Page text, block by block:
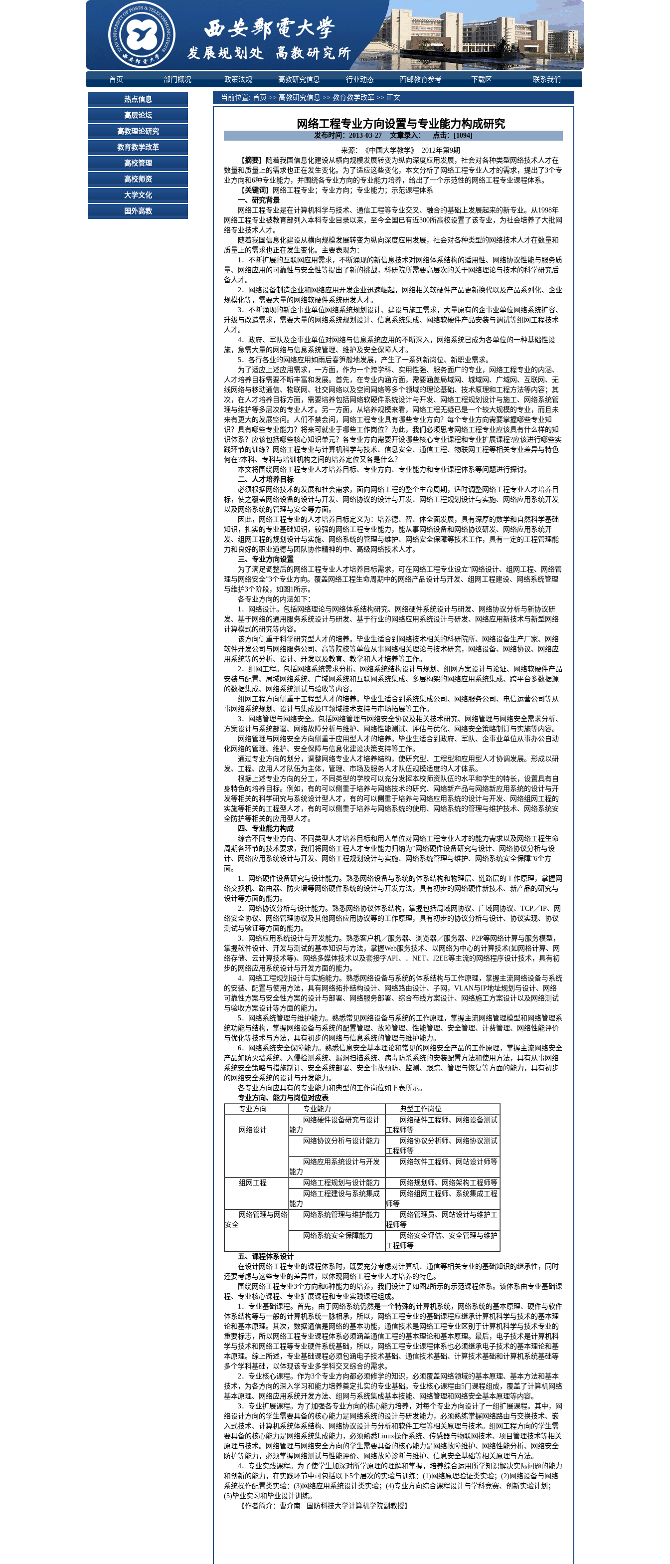
首页 部门概况 政策法规 高教研究信息 行业动态 西邮教育参考 下载区 联系我们
热点信息
高层论坛
高教理论研究
教育教学改革
高校管理
高校师资
大学文化
国外高教
当前位置: 首页 >> 高教研究信息 >> 教育教学改革 >> 正文
网络工程专业方向设置与专业能力构成研究
发布时间：2013-03-27 文章录入： 点击：[1094]
来源：《中国大学教学》 2012年第9期
【摘要】随着我国信息化建设从横向规模发展转变为纵向深度应用发展，社会对各种类型网络技术人才在
数量和质量上的需求也正在发生变化。为了适应这些变化，本文分析了网络工程专业人才的需求，提出了3个专
业方向和6种专业能力，并围绕各专业方向的专业能力培养，给出了一个示范性的网络工程专业课程体系。
【关键词 】网络工程专业；专业方向；专业能力；示范课程体系
一、研究背景
网络工程专业是在计算机科学与技术、通信工程等专业交叉、融合的基础上发展起来的新专业。从1998年
网络工程专业被教育部列入本科专业目录以来，至今全国已有近300所高校设置了该专业，为社会培养了大批网
络专业技术人才。
随着我国信息化建设从横向规模发展转变为纵向深度应用发展，社会对各种类型的网络技术人才在数量和
质量上的需求也正在发生变化。主要表现为：
1．不断扩展的互联网应用需求，不断涌现的新信息技术对网络体系结构的适用性、网络协议性能与服务质
量、网络应用的可靠性与安全性等提出了新的挑战，科研院所需要高层次的关于网络理论与技术的科学研究后
备人才。
2．网络设备制造企业和网络应用开发企业迅速崛起，网络相关软硬件产品更新换代以及产品系列化、企业
规模化等，需要大量的网络软硬件系统研发人才。
3．不断涌现的新企事业单位网络系统规划设计、建设与施工需求，大量原有的企事业单位网络系统扩容、
升级与改造需求，需要大量的网络系统规划设计、信息系统集成、网络软硬件产品安装与调试等组网工程技术
人才。
4．政府、军队及企事业单位对网络与信息系统应用的不断深入，网络系统已成为各单位的一种基础性设
施，急需大量的网络与信息系统管理、维护及安全保障人才。
5．各行各业的网络应用如雨后春笋般地发展，产生了一系列新岗位、新职业需求。
为了适应上述应用需求，一方面，作为一个跨学科、实用性强、服务面广的专业，网络工程专业的内涵、
人才培养目标需要不断丰富和发展。首先，在专业内涵方面，需要涵盖局域网、城域网、广域网、互联网、无
线网络与移动通信、物联网、社交网络以及空间网络等多个领域的理论基础、技术原理和工程方法等内容；其
次，在人才培养目标方面，需要培养包括网络软硬件系统设计与开发、网络工程规划设计与施工、网络系统管
理与维护等多层次的专业人才。另一方面，从培养规模来看，网络工程无疑已是一个较大规模的专业，而且未
来有更大的发展空问。人们不禁会问，网络工程专业具有哪些专业方向？每个专业方向需要掌握哪些专业知
识？具有哪些专业能力？将来可就业于哪些工作岗位？为此，我们必须思考网络工程专业应该具有什么样的知
识体系？应该包括哪些核心知识单元？各专业方向需要开设哪些核心专业课程和专业扩展课程?应该进行哪些实
践环节的训练？网络工程专业与计算机科学与技术、信息安全、通信工程、物联网工程等相关专业差异与特色
何在?本科、专科与培训机构之间的培养定位又各是什么？
本文将围绕网络工程专业人才培养目标、专业方向、专业能力和专业课程体系等问题进行探讨。
二、人才培养目标
必须根据网络技术的发展和社会需求，面向网络工程的整个生命周期，适时调整网络工程专业人才培养目
标，使之覆盖网络设备的设计与开发、网络协议的设计与开发、网络工程规划设计与实施、网络应用系统开发
以及网络系统的管理与安全等方面。
因此，网络工程专业的人才培养目标定义为：培养德、智、体全面发展，具有深厚的数学和自然科学基础
知识，扎实的专业基础知识，较强的网络工程专业能力，能从事网络设备和网络协议研发、网络应用系统开
发、组网工程的规划设计与实施、网络系统的管理与维护、网络安全保障等技术工作，具有一定的工程管理能
力和良好的职业道德与团队协作精神的中、高级网络技术人才。
三、专业方向设置
为了满足调整后的网络工程专业人才培养目标需求，可在网络工程专业设立“网络设计、组网工程、网络管
理与网络安全”3个专业方向。覆盖网络工程生命周期中的网络产品设计与开发、组网工程建设、网络系统管理
与维护3个阶段，如图1所示。
各专业方向的内涵如下：
1．网络设计。包括网络理论与网络体系结构研究、网络硬件系统设计与研发、网络协议分析与新协议研
发、基于网络的通用服务系统设计与研发、基于行业的网络应用系统设计与研发、网络应用新技术与新型网络
计算模式的研究等内容。
该方向侧重于科学研究型人才的培养。毕业生适合到网络技术相关的科研院所、网络设备生产厂家、网络
软件开发公司与网络服务公司、高等院校等单位从事网络相关理论与技术研究，网络设备、网络协议、网络应
用系统等的分析、设计、开发以及教育、教学和人才培养等工作。
2．组网工程。包括网络系统需求分析、网络系统结构设计与规划、组网方案设计与论证、网络软硬件产品
安装与配置、局域网络系统、广域网系统和互联网系统集成、多层构架的网络应用系统集成、跨平台多数据源
的数据集成、网络系统测试与验收等内容。
组网工程方向侧重于工程型人才的培养。毕业生适合到系统集成公司、网络服务公司、电信运营公司等从
事网络系统规划、设计与集成及IT领域技术支持与市场拓展等工作。
3．网络管理与网络安全。包括网络管理与网络安全协议及相关技术研究、网络管理与网络安全需求分析、
方案设计与系统部署、网络故障分析与维护、网络性能测试、评估与优化、网络安全策略制订与实施等内容。
网络管理与网络安全方向侧重于应用型人才的培养。毕业生适合到政府、军队、企事业单位从事办公自动
化网络的管理、维护、安全保障与信息化建设决策支持等工作。
通过专业方向的划分，调整网络专业人才培养结构，使研究型、工程型和应用型人才协调发展。形成以研
发、工程、应用人才队伍为主体，管理、市场及服务人才队伍规模适度的人才体系。
根据上述专业方向的分工，不同类型的学校可以充分发挥本校师资队伍的水平和学生的特长，设置具有自
身特色的培养目标。例如，有的可以侧重于培养与网络技术的研究、网络新产品与网络新应用系统的设计与开
发等相关的科学研究与系统设计型人才，有的可以侧重于培养与网络应用系统的设计与开发、网络组网工程的
实施等相关的工程型人才，有的可以侧重于培养与网络系统的使用、网络系统的管理与维护技术、网络系统安
全防护等相关的应用型人才。
四、专业能力构成
综合不同专业方向、不同类型人才培养目标和用人单位对网络工程专业人才的能力需求以及网络工程生命
周期各环节的技术要求，我们将网络工程人才专业能力归纳为“网络硬件设备研究与设计、网络协议分析与设
计、网络应用系统设计与开发、网络工程规划设计与实施、网络系统管理与维护、网络系统安全保障”6个方
面。
1．网络硬件设备研究与设计能力。熟悉网络设备与系统的体系结构和物理层、链路层的工作原理，掌握网
络交换机、路由器、防火墙等网络硬件系统的设计与开发方法，具有初步的网络硬件新技术、新产品的研究与
设计等方面的能力。
2．网络协议分析与设计能力。熟悉网络协议体系结构，掌握包括局域网协议、广域网协议、TCP／IP、网
络安全协议、网络管理协议及其他网络应用协议等的工作原理，具有初步的协议分析与设计、协议实现、协议
测试与验证等方面的能力。
3．网络应用系统设计与开发能力。熟悉客户机／服务器、浏览器／服务器、P2P等网络计算与服务模型，
掌握软件设计、开发与测试的基本知识与方法，掌握Web服务技术、以网络为中心的计算技术(如网格计算、网
络存储、云计算技术等)、网络多媒体技术以及套接字API、．NET、J2EE等主流的网络程序设计技术，具有初
步的网络应用系统设计与开发方面的能力。
4．网络工程规划设计与实施能力。熟悉网络设备与系统的体系结构与工作原理，掌握主流网络设备与系统
的安装、配置与使用方法，具有网络拓扑结构设计、网络路由设计、子网，VLAN与IP地址规划与设计、网络
可靠性方案与安全性方案的设计与部署、网络服务部署、综合布线方案设计、网络施工方案设计以及网络测试
与验收方案设计等方面的能力。
5．网络系统管理与维护能力。熟悉常见网络设备与系统的工作原理，掌握主流网络管理模型和网络管理系
统功能与结构，掌握网络设备与系统的配置管理、故障管理、性能管理、安全管理、计费管理、网络性能评价
与优化等技术与方法，具有初步的网络与信息系统的管理与维护能力。
6．网络系统安全保障能力。熟悉信息安全基本理论和常见的网络安全产品的工作原理，掌握主流网络安全
产品如防火墙系统、入侵检测系统、漏洞扫描系统、病毒防杀系统的安装配置方法和使用方法，具有从事网络
系统安全策略与措施制订、安全系统部署、安全事故预防、监测、跟踪、管理与恢复等方面的能力，具有初步
的网络安全系统的设计与开发能力。
各专业方向应具有的专业能力和典型的工作岗位如下表所示。
专业方向、能力与岗位对应表
专业方向
专业能力 典型工作岗位
网络设计
网络硬件设备研究与设计
能力
网络硬件工程师、网络设备测试
工程师等
网络协议分析与设计能力
网络协议分析师、网络协议测试
工程师等
网络应用系统设计与开发
能力
网络软件工程师、网站设计师等
组网工程 网络工程规划与设计能力
网络规划师、网络架构工程师等
网络工程建设与系统集成
能力
网络组网工程师、系统集成工程
师等
网络管理与网络
安全
网络系统管理与维护能力
网络管理员、网站设计与维护工
程师等
网络系统安全保障能力
网络安全评估、安全管理与维护
工程师等
五、课程体系设计
在设计网络工程专业的课程体系时，既要充分考虑对计算机、通信等相关专业的基础知识的继承性，同时
还要考虑与这些专业的差异性，以体现网络工程专业人才培养的特色。
围绕网络工程专业3个方向和6种能力的培养，我们设计了如图2所示的示范课程体系。该体系由专业基础课
程、专业核心课程、专业扩展课程和专业实践课程组成。
1．专业基础课程。首先，由于网络系统仍然是一个特殊的计算机系统，网络系统的基本原理、硬件与软件
体系结构等与一般的计算机系统一脉相承，所以，网络工程专业的基础课程应继承计算机科学与技术的基本理
论和基本原理。其次，数据通信是网络的基本功能，通信技术是网络工程专业区别于计算机科学与技术专业的
重要标志，所以网络工程专业课程体系必须涵盖通信工程的基本理论和基本原理。最后，电子技术是计算机科
学与技术和网络工程等专业硬件系统基础，所以，网络工程专业课程体系也必须继承电子技术的基本理论和基
本原理。综上所述，专业基础课程必须包涵电子技术基础、通信技术基础、计算技术基础和计算机系统基础等
多个学科基础，以体现该专业多学科交叉综合的需求。
2．专业核心课程。作为3个专业方向都必须修学的知识，必须覆盖网络领域的基本原理、基本方法和基本
技术，为各方向的深入学习和能力培养奠定扎实的专业基础。专业核心课程由5门课程组成，覆盖了计算机网络
基本原理、网络应用系统开发方法、组网与系统集成基本技能、网络管理和网络安全基本原理等内容。
3．专业扩展课程。为了加强各专业方向的核心能力培养，对每个专业方向设计了一组扩展课程。其中，网
络设计方向的学生需要具备的核心能力是网络系统的设计与研发能力，必须熟练掌握网络路由与交换技术、嵌
入式技术、计算机系统体系结构、网络协议设计与分析和软件工程等相关原理与技术。组网工程方向的学生需
要具备的核心能力是网络系统集成能力，必须熟悉Linux操作系统、传感器与物联网技术、项目管理技术等相关
原理与技术。网络管理与网络安全方向的学生需要具备的核心能力是网络故障维护、网络性能分析、网络安全
防护等能力，必须掌握网络测试与性能评价、网络故障诊断与维护、信息安全基础等相关原理与方法。
4．专业实践课程。为了使学生加深对所学原理的理解和掌握，培养综合运用所学知识解决实际问题的能力
和创新的能力，在实践环节中可包括以下5个层次的实验与训练：(1)网络原理验证类实验；(2)网络设备与网络
系统操作配置类实验：(3)网络应用系统设计类实验；(4)专业方向综合课程设计与学科竞赛、创新实验计划；
(5)毕业实习和毕业设计训练。
【作者简介：曹介南 国防科技大学计算机学院副教授】